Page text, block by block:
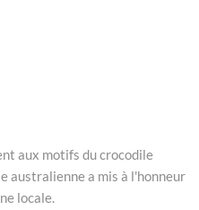
aux motifs du crocodile
australienne a mis à l'honneur
locale.